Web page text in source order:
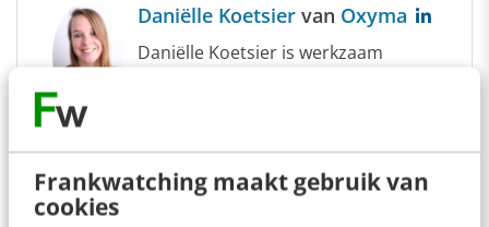
Frankwatching maakt gebruik van
cookies
Daniëlle Koetsier van Oxyma
Daniëlle Koetsier is werkzaam